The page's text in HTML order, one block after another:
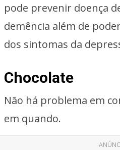
pode prevenir doença
demência além de
dos sintomas da
Chocolate
Não há problema em
em quando.